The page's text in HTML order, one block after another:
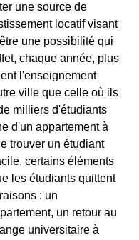
une source de
locatif visant
une possibilité qui
chaque année, plus
l'enseignement
ville que celle où ils
milliers d'étudiants
d'un appartement à
trouver un étudiant
certains éléments
les étudiants quittent
: un
un retour au
universitaire à